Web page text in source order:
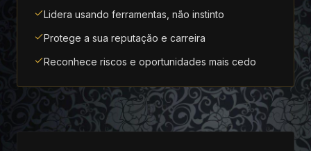
Lidera usando ferramentas, não instinto
Protege a sua reputação e carreira
Reconhece riscos e oportunidades mais cedo